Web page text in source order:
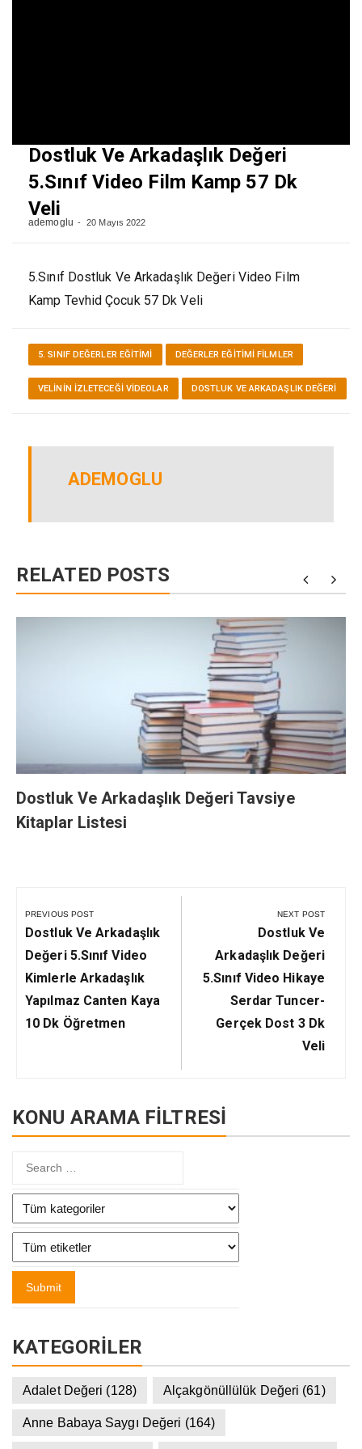
Dostluk Ve Arkadaşlık Değeri
5.Sınıf Video Film Kamp 57 Dk
Veli
ademoglu 20 Mayıs 2022
5.Sınıf Dostluk Ve Arkadaşlık Değeri Video Film
Kamp Tevhid Çocuk 57 Dk Veli
5. SINIF DEĞERLER EĞITIMI DEĞERLER EĞITIMI FİLMLER
VELININ İZLETECEĞI VIDEOLAR DOSTLUK VE ARKADAŞLIK DEĞERI
ADEMOGLU
RELATED POSTS
Dostluk Ve Arkadaşlık Değeri Tavsiye
Kitaplar Listesi
gezinmesi
PREVIOUS POST
Previous
Post:
Dostluk Ve Arkadaşlık
Değeri 5.Sınıf Video
Kimlerle Arkadaşlık
Yapılmaz Canten Kaya
10 Dk Öğretmen
NEXT POST
Next
Post:
Dostluk Ve
Arkadaşlık Değeri
5.Sınıf Video Hikaye
Serdar Tuncer-
Gerçek Dost 3 Dk
Veli
KONU ARAMA FİLTRESİ
KATEGORILER
Adalet Değeri (128) Alçakgönüllülük Değeri (61)
Anne Babaya Saygı Değeri (164)